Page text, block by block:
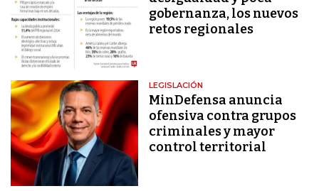
gobernanza, los nuevos
retos regionales
LEGISLACIÓN
MinDefensa anuncia
ofensiva contra grupos
criminales y mayor
control territorial